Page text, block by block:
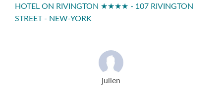
HOTEL ON RIVINGTON ★★★★ - 107 RIVINGTON
STREET - NEW-YORK
julien